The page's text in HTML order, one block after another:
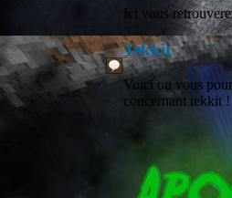
Ici vous
Tekkit
Voici ou vous
concernant tekkit !